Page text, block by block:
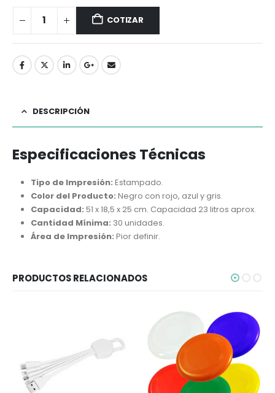
COTIZAR
DESCRIPCIÓN
Especificaciones Técnicas
Tipo de Impresión: Estampado.
Color del Producto: Negro con rojo, azul y gris.
Capacidad: 51 x 18,5 x 25 cm. Capacidad 23 litros aprox.
Cantidad Mínima: 30 unidades.
Área de Impresión: Pior definir.
PRODUCTOS RELACIONADOS